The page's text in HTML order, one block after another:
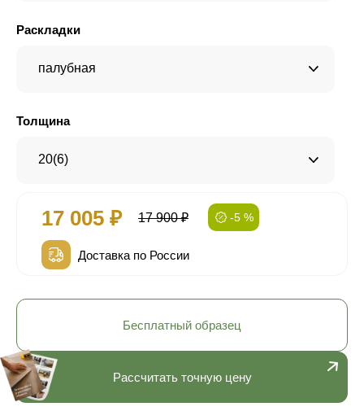
Раскладки
палубная
Толщина
20(6)
17 005 ₽ 17 900 ₽ -5 %
Доставка по России
Рассчитать точную цену
Бесплатный образец